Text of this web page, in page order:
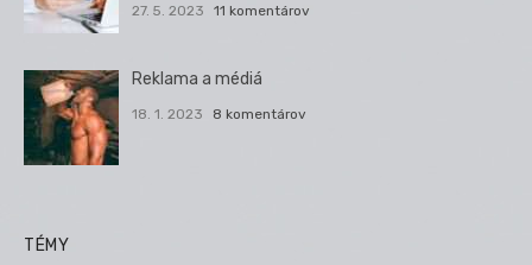
27. 5. 2023 11 komentárov
Reklama a médiá
18. 1. 2023 8 komentárov
TÉMY